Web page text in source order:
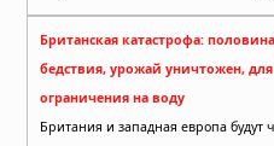
Британская катастрофа:
бедствия, урожай уничтожен,
ограничения на воду
Британия и западная европа